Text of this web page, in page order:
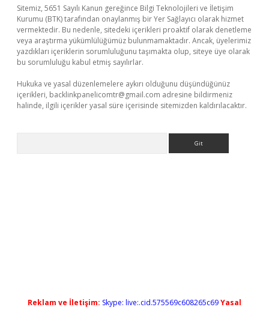
Sitemiz, 5651 Sayılı Kanun gereğince Bilgi Teknolojileri ve İletişim
Kurumu (BTK) tarafından onaylanmış bir Yer Sağlayıcı olarak hizmet
vermektedir. Bu nedenle, sitedeki içerikleri proaktif olarak denetleme
veya araştırma yükümlülüğümüz bulunmamaktadır. Ancak, üyelerimiz
yazdıkları içeriklerin sorumluluğunu taşımakta olup, siteye üye olarak
bu sorumluluğu kabul etmiş sayılırlar.
Hukuka ve yasal düzenlemelere aykırı olduğunu düşündüğünüz
içerikleri, backlinkpanelicomtr@gmail.com adresine bildirmeniz
halinde, ilgili içerikler yasal süre içerisinde sitemizden kaldırılacaktır.
Reklam ve İletişim: Skype: live:.cid.575569c608265c69Yasal